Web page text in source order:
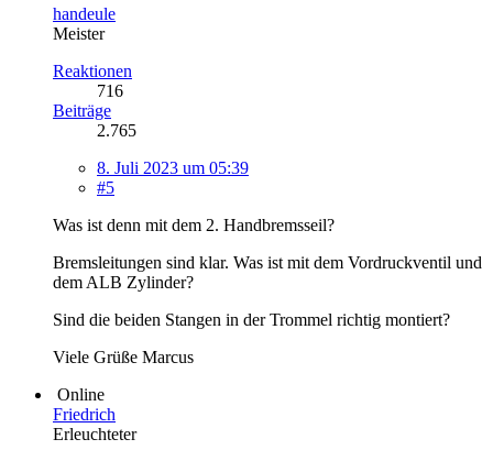
handeule
Meister
Reaktionen
716
Beiträge
2.765
8. Juli 2023 um 05:39
#5
Was ist denn mit dem 2. Handbremsseil?
Bremsleitungen sind klar. Was ist mit dem Vordruckventil und
dem ALB Zylinder?
Sind die beiden Stangen in der Trommel richtig montiert?
Viele Grüße Marcus
Online
Friedrich
Erleuchteter